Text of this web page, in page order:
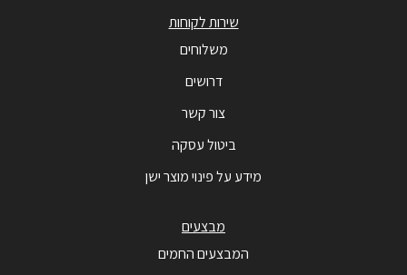
שירות לקוחות
משלוחים
דרושים
צור קשר
ביטול עסקה
מידע על פינוי מוצר ישן
מבצעים
המבצעים החמים